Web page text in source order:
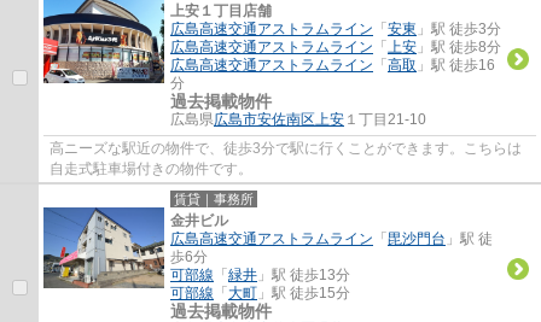
上安１丁目店舗
広島高速交通アストラムライン 「 安東 」駅 徒歩3分
広島高速交通アストラムライン 「 上安 」駅 徒歩8分
広島高速交通アストラムライン 「 高取 」駅 徒歩16
分
過去掲載物件
広島県広島市安佐南区上安 １丁目21-10
高ニーズな駅近の物件で、徒歩3分で駅に行くことができます。こちらは
自走式駐車場付きの物件です。
賃貸｜事務所
金井ビル
広島高速交通アストラムライン 「 毘沙門台 」駅 徒
歩6分
可部線 「 緑井 」駅 徒歩13分
可部線 「 大町 」駅 徒歩15分
過去掲載物件